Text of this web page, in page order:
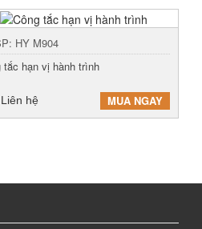
HY M904
tắc hạn vị hành trình
hệ MUA NGAY